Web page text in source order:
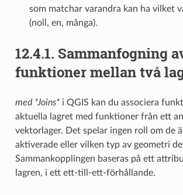
som matchar varandra kan ha vilket
(noll, en, många).
12.4.1. Sammanfogning
funktioner mellan två
med *Joins*i QGIS kan du associera
aktuella lagret med funktioner från ett
vektorlager. Det spelar ingen roll om de
aktiverade eller vilken typ av geometri
Sammankopplingen baseras på ett
lagren, i ett ett-till-ett-förhållande.